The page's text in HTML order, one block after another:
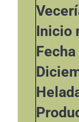
Inicio